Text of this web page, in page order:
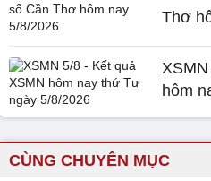
Thơ
hôm
CÙNG CHUYÊN MỤC